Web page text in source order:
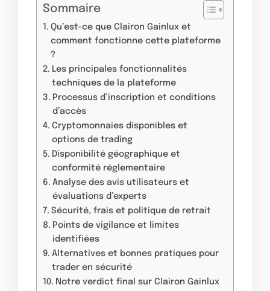
Sommaire
Qu’est-ce que Clairon Gainlux et
comment fonctionne cette plateforme
?
Les principales fonctionnalités
techniques de la plateforme
Processus d’inscription et conditions
d’accès
Cryptomonnaies disponibles et
options de trading
Disponibilité géographique et
conformité réglementaire
Analyse des avis utilisateurs et
évaluations d’experts
Sécurité, frais et politique de retrait
Points de vigilance et limites
identifiées
Alternatives et bonnes pratiques pour
trader en sécurité
Notre verdict final sur Clairon Gainlux